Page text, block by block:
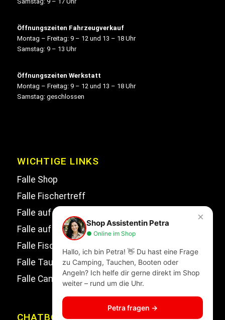
Öffnungszeiten Fahrzeugverkauf
Montag – Freitag: 9 – 12 und 13 – 18 Uhr
Samstag: 9 – 13 Uhr
Öffnungszeiten Werkstatt
Montag – Freitag: 9 – 12 und 13 – 18 Uhr
Samstag: geschlossen
WICHTIGE LINKS
Falle Shop
Falle Fischertreff
Falle auf Facebook
Falle auf Instagram
Falle Fischertreff auf Facebook
Falle Tauchsport auf Facebook
Falle Campingwelt Katalog
CHATBOT
×
Shop Assistentin Petra
● Online im Shop
Hallo, ich bin Petra! 👋 Du hast eine Frage
zu Camping, Tauchen, Booten oder
Angeln? Ich helfe dir gerne direkt im Shop
weiter – rund um die Uhr.
Petra fragen →